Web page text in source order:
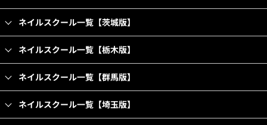
ネイルスクール一覧【茨城版】
ネイルスクール一覧【栃木版】
ネイルスクール一覧【群馬版】
ネイルスクール一覧【埼玉版】